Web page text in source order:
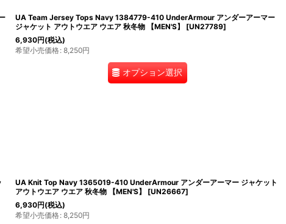
UA Team Jersey Tops Navy 1384779-410 UnderArmour アンダーアーマー
ジャケット アウトウエア ウエア 秋冬物 【MEN'S】
[UN27789]
6,930円(税込)
希望小売価格: 8,250円
オプション選択
UA Knit Top Navy 1365019-410 UnderArmour アンダーアーマー ジャケット
アウトウエア ウエア 秋冬物 【MEN'S】
[UN26667]
6,930円(税込)
希望小売価格: 8,250円